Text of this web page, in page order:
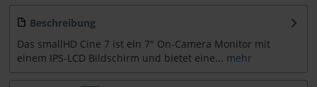
Beschreibung
Das smallHD Cine 7 ist ein 7" On-Camera Monitor mit
einem IPS-LCD Bildschirm und bietet eine... mehr